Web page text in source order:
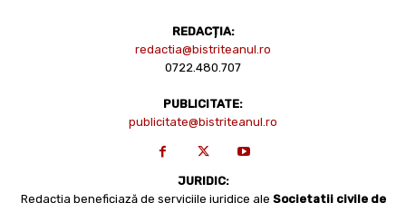
REDACȚIA:
redactia@bistriteanul.ro
0722.480.707
PUBLICITATE:
publicitate@bistriteanul.ro
JURIDIC:
Redacția beneficiază de serviciile juridice ale Societatii civile de